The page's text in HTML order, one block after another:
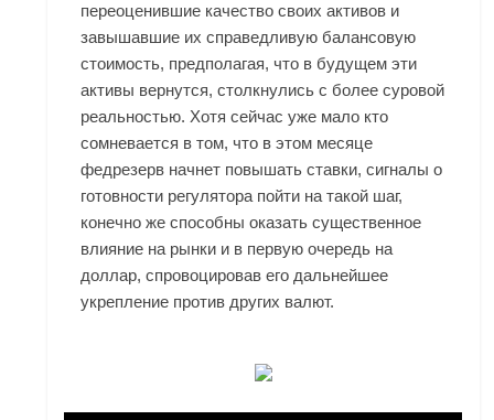
переоценившие качество своих активов и
завышавшие их справедливую балансовую
стоимость, предполагая, что в будущем эти
активы вернутся, столкнулись с более суровой
реальностью. Хотя сейчас уже мало кто
сомневается в том, что в этом месяце
федрезерв начнет повышать ставки, сигналы о
готовности регулятора пойти на такой шаг,
конечно же способны оказать существенное
влияние на рынки и в первую очередь на
доллар, спровоцировав его дальнейшее
укрепление против других валют.